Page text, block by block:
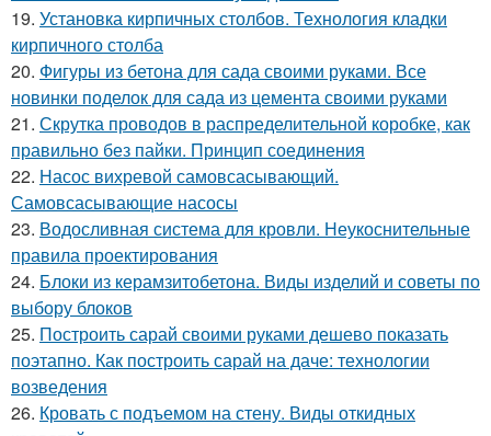
19. Установка кирпичных столбов. Технология кладки
кирпичного столба
20. Фигуры из бетона для сада своими руками. Все
новинки поделок для сада из цемента своими руками
21. Скрутка проводов в распределительной коробке, как
правильно без пайки. Принцип соединения
22. Насос вихревой самовсасывающий.
Самовсасывающие насосы
23. Водосливная система для кровли. Неукоснительные
правила проектирования
24. Блоки из керамзитобетона. Виды изделий и советы по
выбору блоков
25. Построить сарай своими руками дешево показать
поэтапно. Как построить сарай на даче: технологии
возведения
26. Кровать с подъемом на стену. Виды откидных